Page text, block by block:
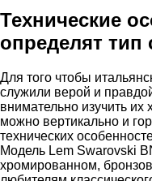
Технические
определят тип
Для того чтобы
служили верой и
внимательно изучить их
можно вертикально и
технических
Модель Lem Swarovski
хромированном,